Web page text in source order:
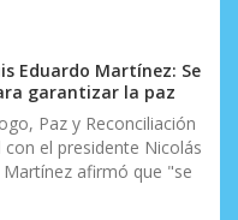
Eduardo Martínez: Se
garantizar la paz
Paz y Reconciliación
el presidente Nicolás
afirmó que "se